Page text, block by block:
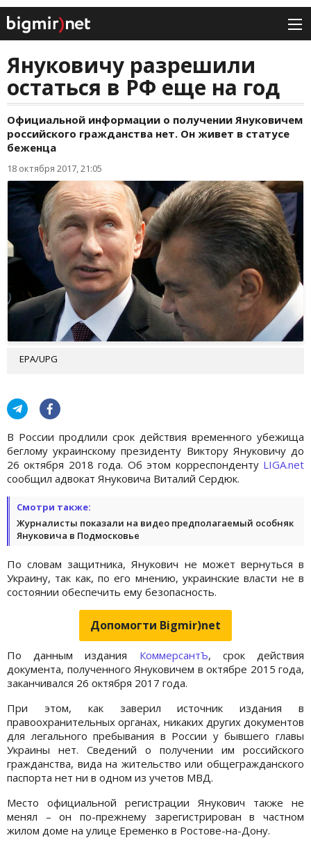
Януковичу разрешили
остаться в РФ еще на год
Официальной информации о получении Януковичем
российского гражданства нет. Он живет в статусе
беженца
18 октября 2017, 21:05
EPA/UPG
В России продлили срок действия временного убежища
беглому украинскому президенту Виктору Януковичу до
26 октября 2018 года. Об этом корреспонденту LIGA.net
сообщил адвокат Януковича Виталий Сердюк.
Смотри также:
Журналисты показали на видео предполагаемый особняк
Януковича в Подмосковье
По словам защитника, Янукович не может вернуться в
Украину, так как, по его мнению, украинские власти не в
состоянии обеспечить ему безопасность.
Допомогти Bigmir)net
По данным издания КоммерсантЪ, срок действия
документа, полученного Януковичем в октябре 2015 года,
заканчивался 26 октября 2017 года.
При этом, как заверил источник издания в
правоохранительных органах, никаких других документов
для легального пребывания в России у бывшего главы
Украины нет. Сведений о получении им российского
гражданства, вида на жительство или общегражданского
паспорта нет ни в одном из учетов МВД.
Место официальной регистрации Янукович также не
менял – он по-прежнему зарегистрирован в частном
жилом доме на улице Еременко в Ростове-на-Дону.